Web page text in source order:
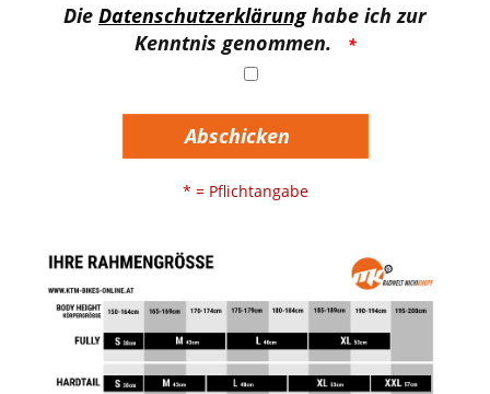
Die Datenschutzerklärunghabe ich zur
Kenntnis genommen.
Abschicken
* = Pflichtangabe